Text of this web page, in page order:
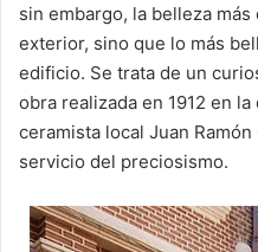
sin embargo, la belleza
exterior, sino que lo más
edificio. Se trata de un
obra realizada en 1912 en
ceramista local Juan
servicio del preciosismo.